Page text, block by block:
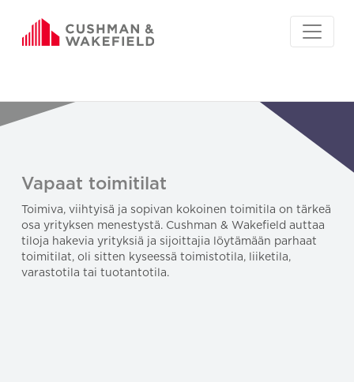
Vapaat toimitilat
Toimiva, viihtyisä ja sopivan kokoinen toimitila on tärkeä
osa yrityksen menestystä. Cushman & Wakefield auttaa
tiloja hakevia yrityksiä ja sijoittajia löytämään parhaat
toimitilat, oli sitten kyseessä toimistotila, liiketila,
varastotila tai tuotantotila.